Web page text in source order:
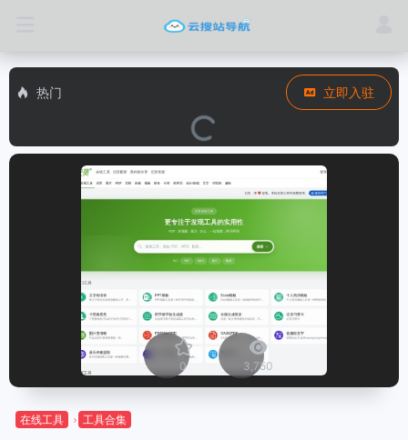
热门 立即入驻
0 3,750
在线工具 工具合集